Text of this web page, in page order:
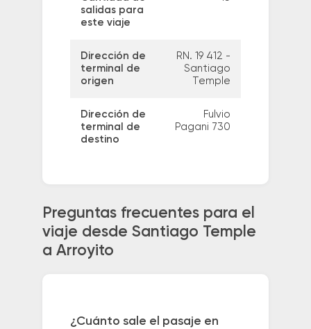
salidas para
este viaje
Dirección de
terminal de
origen
RN. 19 412 -
Santiago
Temple
Dirección de
terminal de
destino
Fulvio
Pagani 730
Preguntas frecuentes para el
viaje desde Santiago Temple
a Arroyito
¿Cuánto sale el pasaje en